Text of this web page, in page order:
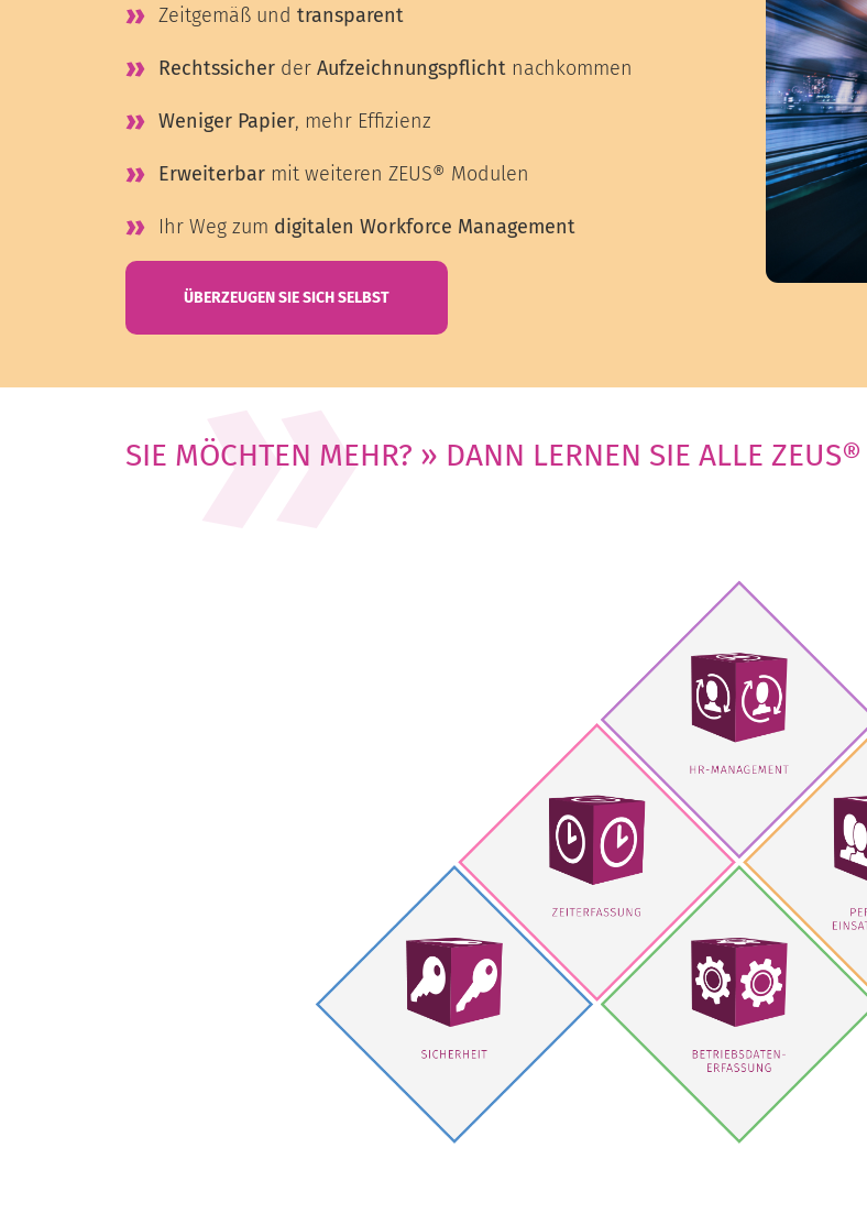
Zeitgemäß und transparent
Rechtssicher der Aufzeichnungspflicht nachkommen
Weniger Papier, mehr Effizienz
Erweiterbar mit weiteren ZEUS® Modulen
Ihr Weg zum digitalen Workforce Management
ÜBERZEUGEN SIE SICH SELBST
SIE MÖCHTEN MEHR? » DANN LERNEN SIE ALLE